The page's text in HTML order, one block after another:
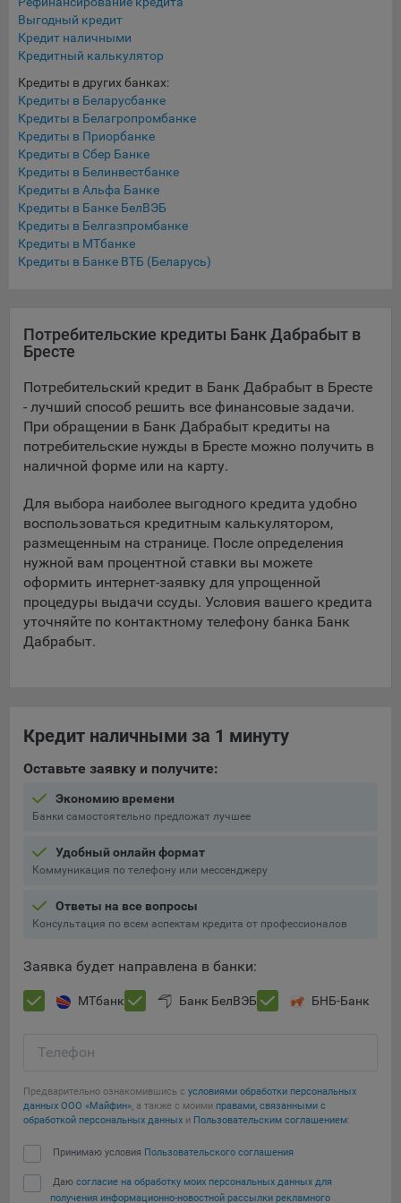
Подобные функции улучшают условия работы
пользователей с сайтом.
9.3. Файлы cookie предпочтений, например, для настройки
контента. Данные файлы cookie собирают информацию о
выборе пользователя на сайте и его предпочтениях и
позволяют Обществу «запомнить» информацию о
выбранном пользователем городе и других местных
настройках для того, чтобы соответствующим образом
настраивать сайт.
9.4. Аналитические файлы cookie, например
Яндекс.Метрика, Google Analytics. Данные файлы cookie
собирают информацию о том, как пользователь
использовал сайты, и позволяют Обществу вносить в них
сайта Общества посещаются чаще всего, помогают
выявлять трудности, возникающие при использовании
рекламы. Благодаря этому у Общества есть возможность
составить представление о тенденциях использования
сайта в целом. Общество использует информацию для
анализа трафика на сайтах.
аудитории и в рекламных целях, например Яндекс.Метрика,
Google Analytics.
Технические/Функциональные, хранятся не более года;
Необходимые для функционирования веб-аналитических
платформ «Google Analytics», «Яндекс.Метрика»
(статистические), установлены на сервере Общества и не
передаются третьим лицам, часть из которых хранятся во
определять предпочтения пользователей сайта, в том числе
меры по совершенствованию работы сайта исходя из
предпочтений пользователей.
интернет-сайты в режиме «Инкогнито», чтобы ограничить
хранимый на компьютере объем информации и
того, субъект персональных данных может удалить ранее
сохраненные файлов cookie выбрав соответствующую
Подробнее о параметрах управления можно ознакомиться,
перейдя по внешним ссылкам, ведущим на
соответствующие страницы сайтов основных браузеров:
Firefox
Safari
Opera
Microsoft Edge
Internet Explorer
Сохранить по умолчанию
Выгодный кредит
Кредит наличными
Кредитный калькулятор
Кредиты в других банках:
Кредиты в Беларусбанке
Кредиты в Белагропромбанке
Кредиты в Приорбанке
Кредиты в Сбер Банке
Кредиты в Белинвестбанке
Кредиты в Альфа Банке
Кредиты в Банке БелВЭБ
Кредиты в Белгазпромбанке
Кредиты в МТбанке
Кредиты в Банке ВТБ (Беларусь)
Потребительские кредиты Банк Дабрабыт в
Бресте
Потребительский кредит в Банк Дабрабыт в Бресте
- лучший способ решить все финансовые задачи.
При обращении в Банк Дабрабыт кредиты на
потребительские нужды в Бресте можно получить в
наличной форме или на карту.
Для выбора наиболее выгодного кредита удобно
воспользоваться кредитным калькулятором,
размещенным на странице. После определения
нужной вам процентной ставки вы можете
оформить интернет-заявку для упрощенной
процедуры выдачи ссуды. Условия вашего кредита
уточняйте по контактному телефону банка Банк
Дабрабыт.
Кредит наличными за 1 минуту
Оставьте заявку и получите:
Экономию времени
Банки самостоятельно предложат лучшее
Удобный онлайн формат
Коммуникация по телефону или мессенджеру
Ответы на все вопросы
Консультация по всем аспектам кредита от профессионалов
Заявка будет направлена в банки:
МТбанк Банк БелВЭБ БНБ-Банк
Телефон
Предварительно ознакомившись с условиями обработки персональных
данных ООО «Майфин», а также с моими правами, связанными с
обработкой персональных данных и Пользовательским соглашением:
Принимаю условия Пользовательского соглашения
Даю согласие на обработку моих персональных данных для
получения информационно-новостной рассылки рекламного